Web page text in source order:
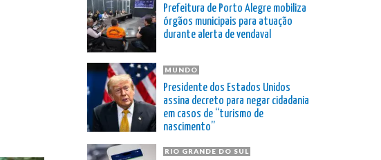
Prefeitura de Porto Alegre mobiliza
órgãos municipais para atuação
durante alerta de vendaval
MUNDO
Presidente dos Estados Unidos
assina decreto para negar cidadania
em casos de “turismo de
nascimento”
RIO GRANDE DO SUL